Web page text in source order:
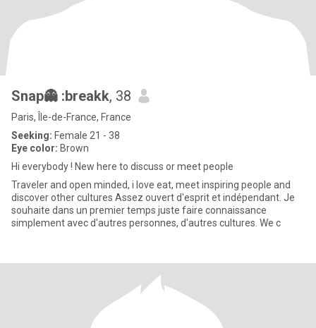
Snap👻 :breakk, 38
Paris, Île-de-France, France
Seeking: Female 21 - 38
Eye color: Brown
Hi everybody ! New here to discuss or meet people
Traveler and open minded, i love eat, meet inspiring people and
discover other cultures Assez ouvert d'esprit et indépendant. Je
souhaite dans un premier temps juste faire connaissance
simplement avec d'autres personnes, d'autres cultures. We c